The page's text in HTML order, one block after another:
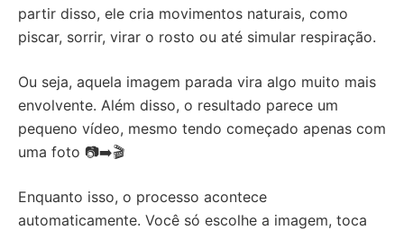
partir disso, ele cria movimentos naturais, como
piscar, sorrir, virar o rosto ou até simular respiração.
Ou seja, aquela imagem parada vira algo muito mais
envolvente. Além disso, o resultado parece um
pequeno vídeo, mesmo tendo começado apenas com
uma foto 📷➡️🎬
Enquanto isso, o processo acontece
automaticamente. Você só escolhe a imagem, toca